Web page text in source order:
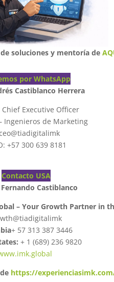
soluciones y mentoría de
por WhatsApp
Castiblanco Herrera
Chief Executive Officer
Ingenieros de Marketing
+57 300 639 8181
Contacto USA
Castiblanco
– Your Growth Partner in
+ 57 313 387 3446
+ 1 (689) 236 9820
https://